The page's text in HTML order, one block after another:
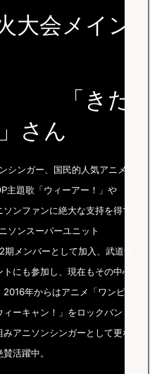
大会メイン
た
さん
ンガー、国民的人気アニメ
主題歌「ウィーアー！」や
ンファンに絶大な支持を得て
ソンスーパーユニット
メンバーとして加入、武道館
にも参加し、現在もその中心
2016年からはアニメ「ワンピ
ーキャン！」をロックバンド
アニソンシンガーとして更な
活躍中。